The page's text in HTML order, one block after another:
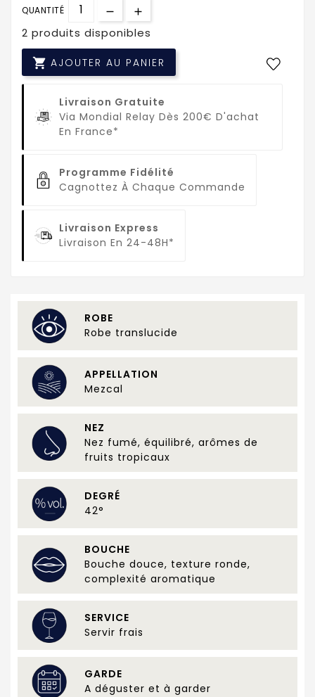
QUANTITÉ
2 produits disponibles
 AJOUTER AU PANIER
Livraison Gratuite
Via Mondial Relay Dès 200€ D'achat
En France*
Programme Fidélité
Cagnottez À Chaque Commande
Livraison Express
Livraison En 24-48H*
ROBE
Robe translucide
APPELLATION
Mezcal
NEZ
Nez fumé, équilibré, arômes de
fruits tropicaux
DEGRÉ
42°
BOUCHE
Bouche douce, texture ronde,
complexité aromatique
SERVICE
Servir frais
GARDE
A déguster et à garder